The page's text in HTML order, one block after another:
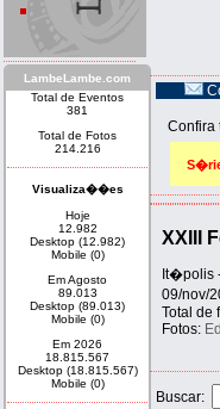
LambeLambe.com
Total de Eventos
381
Total de Fotos
214.216
Visualiza��es
Hoje
12.982
Desktop (12.982)
Mobile (0)
Em Agosto
89.013
Desktop (89.013)
Mobile (0)
Em 2026
18.815.567
Desktop (18.815.567)
Mobile (0)
XXIII
It�polis
09/nov/
Total de
Fotos:
Buscar: